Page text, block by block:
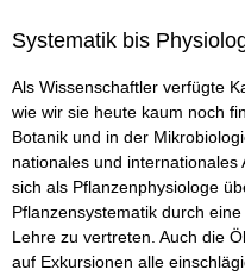
Systematik bis
Als Wissenschaftler verfügte
wie wir sie heute kaum noch
Botanik und in der
nationales und
sich als Pflanzenphysiologe
Pflanzensystematik durch
Lehre zu vertreten. Auch die
auf Exkursionen alle